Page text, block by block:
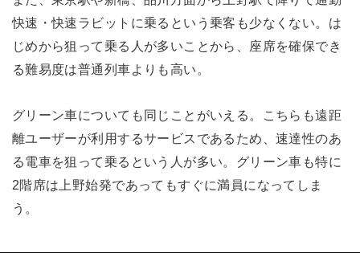
快速・快速ラビットに乗るという乗客も少なくない。は
じめから狙って乗る人が多いことから、座席を確保でき
る難易度は普通列車よりも高い。
グリーン車についても同じことがいえる。こちらも遠距
離ユーザーが利用するサービスであるため、速達性のあ
る電車を狙って乗るという人が多い。グリーン車も特に
2階席は上野始発であってもすぐに満員になってしま
う。